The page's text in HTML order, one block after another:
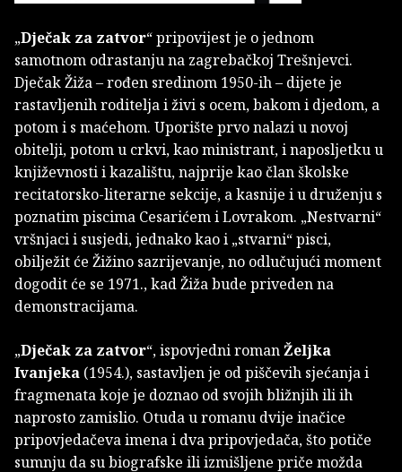
„Dječak za zatvor“ pripovijest je o jednom
samotnom odrastanju na zagrebačkoj Trešnjevci.
Dječak Žiža – rođen sredinom 1950-ih – dijete je
rastavljenih roditelja i živi s ocem, bakom i djedom, a
potom i s maćehom. Uporište prvo nalazi u novoj
obitelji, potom u crkvi, kao ministrant, i naposljetku u
književnosti i kazalištu, najprije kao član školske
recitatorsko-literarne sekcije, a kasnije i u druženju s
poznatim piscima Cesarićem i Lovrakom. „Nestvarni“
vršnjaci i susjedi, jednako kao i „stvarni“ pisci,
obilježit će Žižino sazrijevanje, no odlučujući moment
dogodit će se 1971., kad Žiža bude priveden na
demonstracijama.
„Dječak za zatvor“, ispovjedni romanŽeljka
Ivanjeka (1954.), sastavljen je od piščevih sjećanja i
fragmenata koje je doznao od svojih bližnjih ili ih
naprosto zamislio. Otuda u romanu dvije inačice
pripovjedačeva imena i dva pripovjedača, što potiče
sumnju da su biografske ili izmišljene priče možda